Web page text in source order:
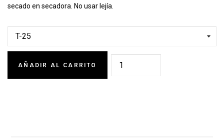
secado en secadora. No usar lejía.
AÑADIR AL CARRITO